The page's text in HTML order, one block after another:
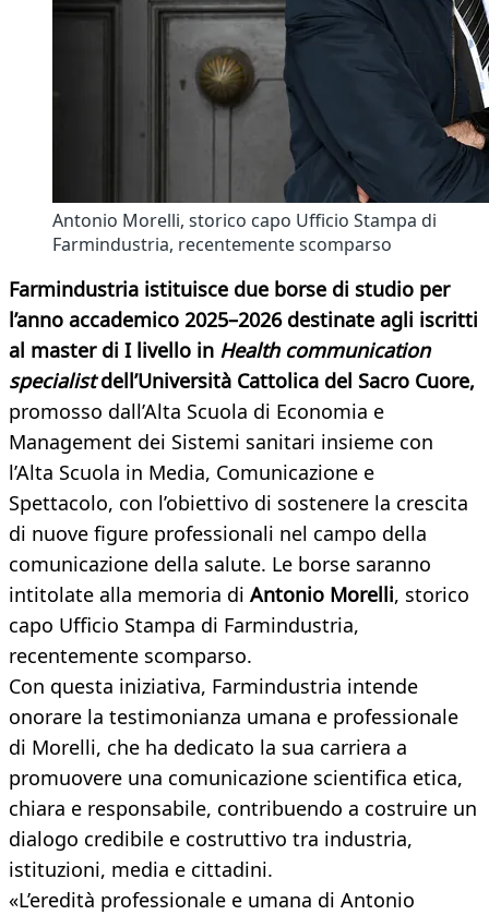
Antonio Morelli, storico capo Ufficio Stampa di
Farmindustria, recentemente scomparso
Farmindustria istituisce due borse di studio per
l’anno accademico 2025–2026 destinate agli iscritti
al master di I livello in Health communication
specialistdell’Università Cattolica del Sacro Cuore,
promosso dall’Alta Scuola di Economia e
Management dei Sistemi sanitari insieme con
l’Alta Scuola in Media, Comunicazione e
Spettacolo, con l’obiettivo di sostenere la crescita
di nuove figure professionali nel campo della
comunicazione della salute. Le borse saranno
intitolate alla memoria di Antonio Morelli, storico
capo Ufficio Stampa di Farmindustria,
recentemente scomparso.
Con questa iniziativa, Farmindustria intende
onorare la testimonianza umana e professionale
di Morelli, che ha dedicato la sua carriera a
promuovere una comunicazione scientifica etica,
chiara e responsabile, contribuendo a costruire un
dialogo credibile e costruttivo tra industria,
istituzioni, media e cittadini.
«L’eredità professionale e umana di Antonio